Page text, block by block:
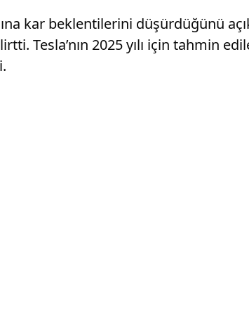
kar beklentilerini düşürdüğünü
Tesla’nın 2025 yılı için tahmin